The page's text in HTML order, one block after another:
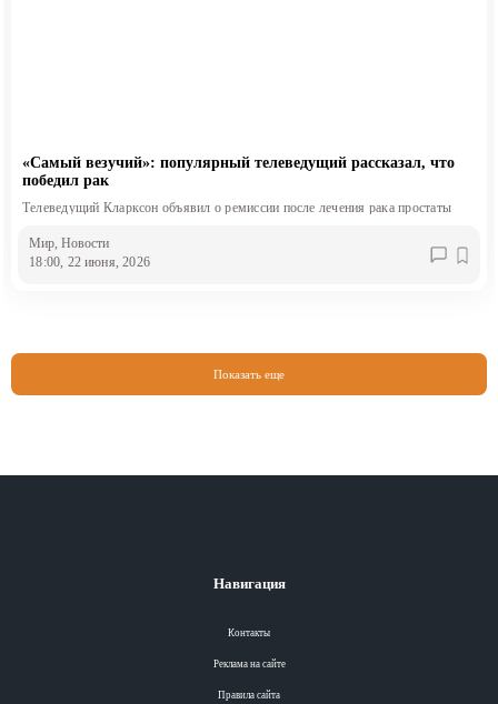
«Самый везучий»: популярный телеведущий рассказал, что
победил рак
Телеведущий Кларксон объявил о ремиссии после лечения рака простаты
Мир , Новости
18:00, 22 июня, 2026
Показать еще
Навигация
Контакты
Реклама на сайте
Правила сайта